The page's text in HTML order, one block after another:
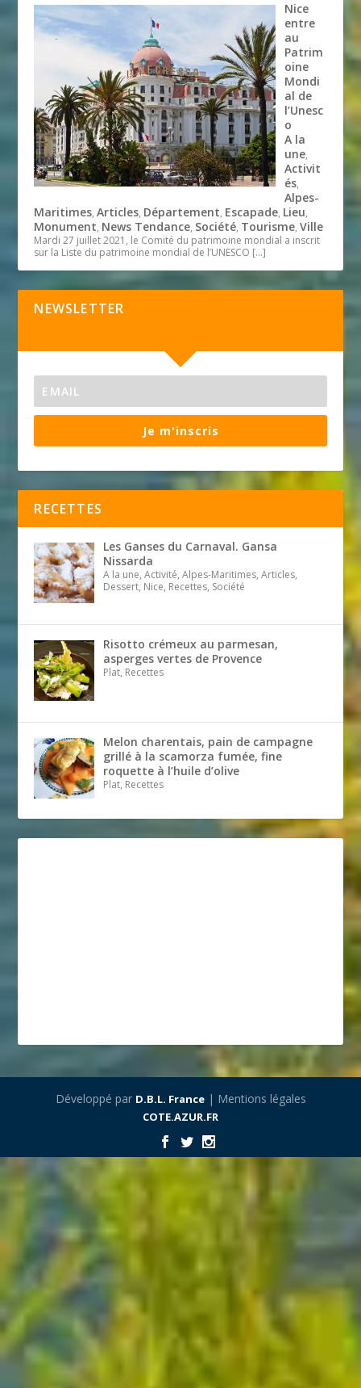
Nice
entre
au
Patrim
oine
Mondi
al de
l’Unesc
o
A la
une,
Activit
és,
Alpes-
Maritimes,Articles, Département, Escapade, Lieu,
Monument, News Tendance, Société, Tourisme,Ville
Mardi 27 juillet 2021, le Comité du patrimoine mondial a inscrit
sur la Liste du patrimoine mondial de l’UNESCO […]
NEWSLETTER
Je m'inscris
RECETTES
Les Ganses du Carnaval. Gansa
Nissarda
A la une, Activité, Alpes-Maritimes, Articles,
Dessert, Nice, Recettes, Société
Risotto crémeux au parmesan,
asperges vertes de Provence
Plat, Recettes
Melon charentais, pain de campagne
grillé à la scamorza fumée, fine
roquette à l’huile d’olive
Plat, Recettes
Développé par D.B.L. France| Mentions légales
COTE.AZUR.FR